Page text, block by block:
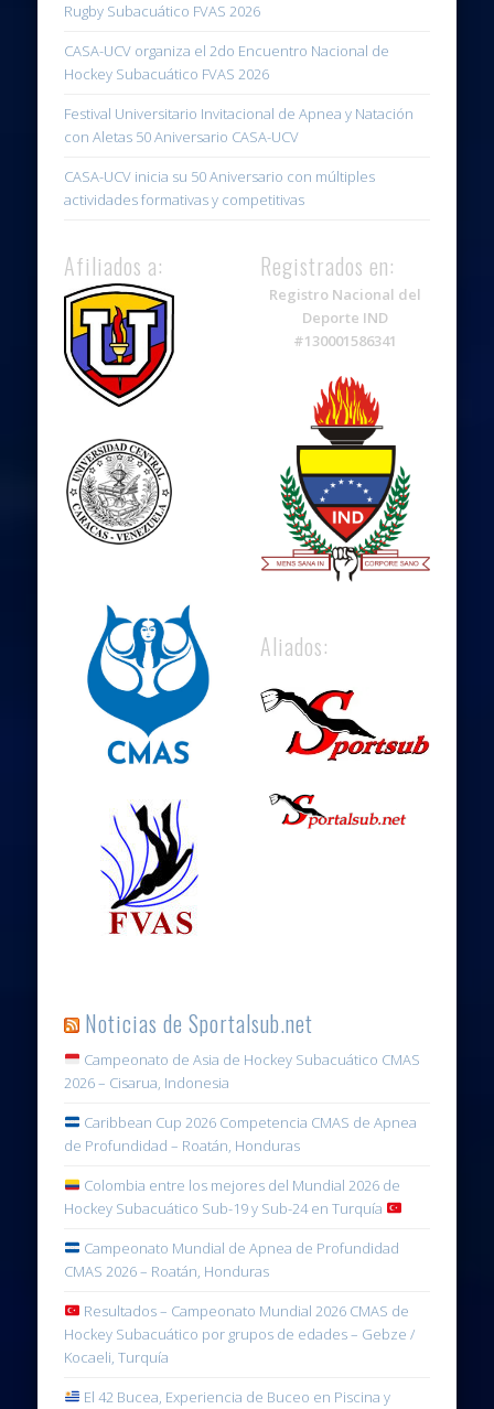
Rugby Subacuático FVAS 2026
CASA-UCV organiza el 2do Encuentro Nacional de
Hockey Subacuático FVAS 2026
Festival Universitario Invitacional de Apnea y Natación
con Aletas 50 Aniversario CASA-UCV
CASA-UCV inicia su 50 Aniversario con múltiples
actividades formativas y competitivas
Afiliados a: Registrados en:
Registro Nacional del
Deporte IND
#130001586341
Aliados:
Noticias de Sportalsub.net
Campeonato de Asia de Hockey Subacuático CMAS
2026 – Cisarua, Indonesia
Caribbean Cup 2026 Competencia CMAS de Apnea
de Profundidad – Roatán, Honduras
Colombia entre los mejores del Mundial 2026 de
Hockey Subacuático Sub-19 y Sub-24 en Turquía
Campeonato Mundial de Apnea de Profundidad
CMAS 2026 – Roatán, Honduras
Resultados – Campeonato Mundial 2026 CMAS de
Hockey Subacuático por grupos de edades – Gebze /
Kocaeli, Turquía
El 42 Bucea, Experiencia de Buceo en Piscina y